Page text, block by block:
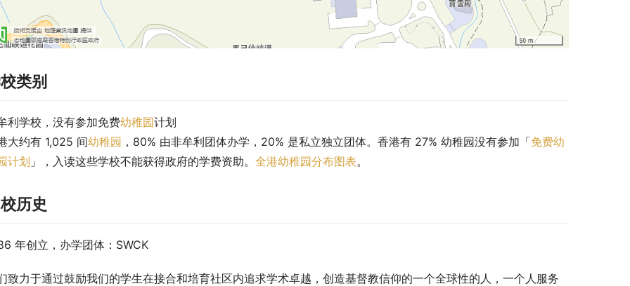
类别
利学校，没有参加免费幼稚园计划
大约有 1,025 间幼稚园 ，80% 由非牟利团体办学，20% 是私立独立团体。香港有 27% 幼稚园没有参加「免费幼
计划 」，入读这些学校不能获得政府的学费资助。 全港幼稚园分布图表。
历史
年创立，办学团体：SWCK
致力于通过鼓励我们的学生在接合和培育社区内追求学术卓越，创造基督教信仰的一个全球性的人，一个人服务